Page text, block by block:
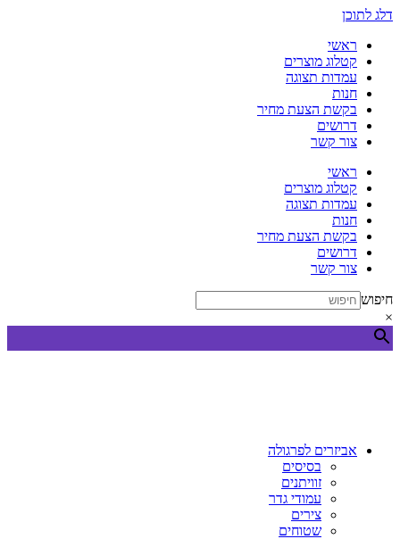
דלג לתוכן
ראשי
קטלוג מוצרים
עמדות תצוגה
חנות
בקשת הצעת מחיר
דרושים
צור קשר
ראשי
קטלוג מוצרים
עמדות תצוגה
חנות
בקשת הצעת מחיר
דרושים
צור קשר
חיפוש
×
אביזרים לפרגולה
בסיסים
זוויתנים
עמודי גדר
צירים
שטוחים